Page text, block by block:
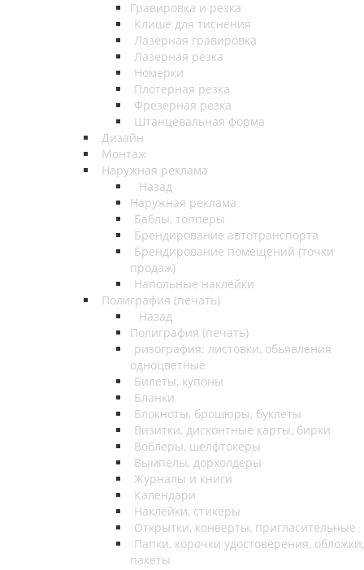
Гравировка и резка
Клише для тиснения
Лазерная гравировка
Лазерная резка
Номерки
Плотерная резка
Фрезерная резка
Штанцевальная форма
Дизайн
Монтаж
Наружная реклама
Назад
Наружная реклама
Баблы, топперы
Брендирование автотранспорта
Брендирование помещений (точки
продаж)
Напольные наклейки
Полиграфия (печать)
Назад
Полиграфия (печать)
ризография: листовки, обьявления
одноцветные
Билеты, купоны
Бланки
Блокноты, брошюры, буклеты
Визитки, дисконтные карты, бирки
Воблеры, шелфтокеры
Вымпелы, дорхолдеры
Журналы и книги
Календари
Наклейки, стикеры
Открытки, конверты, пригласительные
Папки, корочки удостоверения, обложки,
пакеты